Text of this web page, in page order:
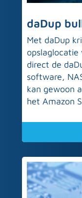
daDup
Met daDup
opslaglocatie
direct de
software,
kan gewoon
het Amazon